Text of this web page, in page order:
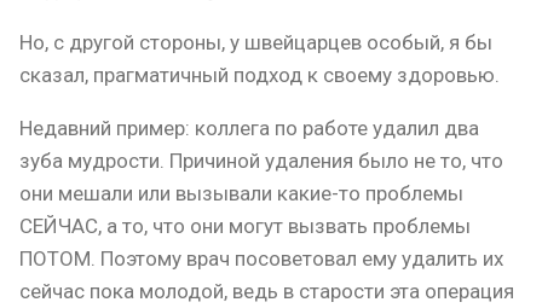
Но, с другой стороны, у швейцарцев особый, я бы
сказал, прагматичный подход к своему здоровью.
Недавний пример: коллега по работе удалил два
зуба мудрости. Причиной удаления было не то, что
они мешали или вызывали какие-то проблемы
СЕЙЧАС, а то, что они могут вызвать проблемы
ПОТОМ. Поэтому врач посоветовал ему удалить их
сейчас пока молодой, ведь в старости эта операция